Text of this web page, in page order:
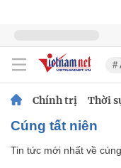
#
Chính trị Thời
cúng tất niên
Tin tức mới nhất về